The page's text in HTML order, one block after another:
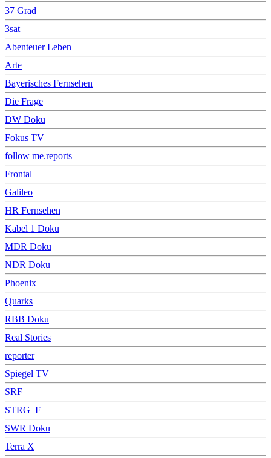
37 Grad
3sat
Abenteuer Leben
Arte
Bayerisches Fernsehen
Die Frage
DW Doku
Fokus TV
follow me.reports
Frontal
Galileo
HR Fernsehen
Kabel 1 Doku
MDR Doku
NDR Doku
Phoenix
Quarks
RBB Doku
Real Stories
reporter
Spiegel TV
SRF
STRG_F
SWR Doku
Terra X